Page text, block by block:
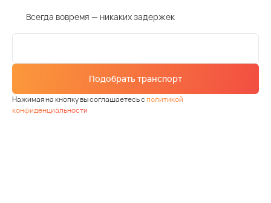
Всегда вовремя — никаких задержек
Подобрать транспорт
Нажимая на кнопку вы соглашаетесь сполитикой
конфиденциальности